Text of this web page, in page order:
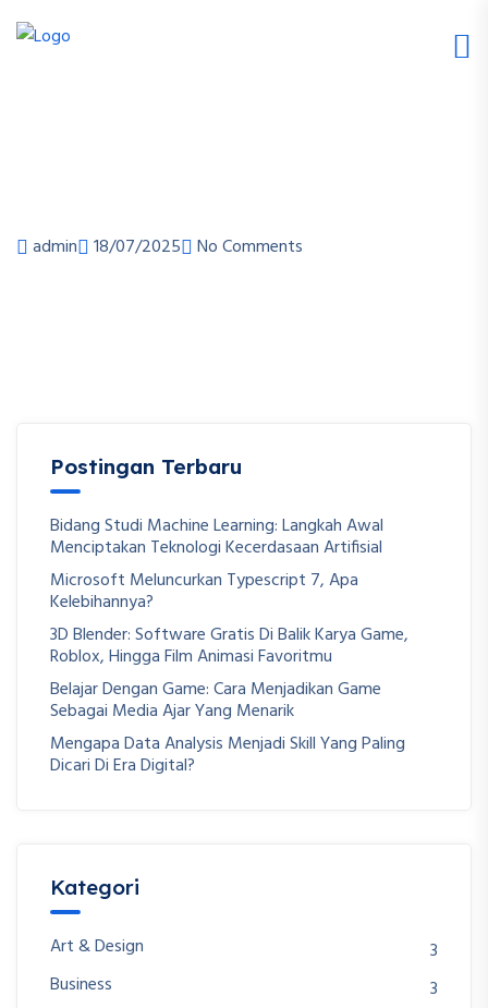
admin 18/07/2025 No Comments
Postingan Terbaru
Bidang Studi Machine Learning: Langkah Awal
Menciptakan Teknologi Kecerdasaan Artifisial
Microsoft Meluncurkan Typescript 7, Apa
Kelebihannya?
3D Blender: Software Gratis Di Balik Karya Game,
Roblox, Hingga Film Animasi Favoritmu
Belajar Dengan Game: Cara Menjadikan Game
Sebagai Media Ajar Yang Menarik
Mengapa Data Analysis Menjadi Skill Yang Paling
Dicari Di Era Digital?
Kategori
Art & Design
3
Business
3